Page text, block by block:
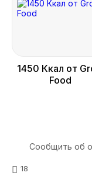
1450 Ккал от
Food
Сообщить об
18